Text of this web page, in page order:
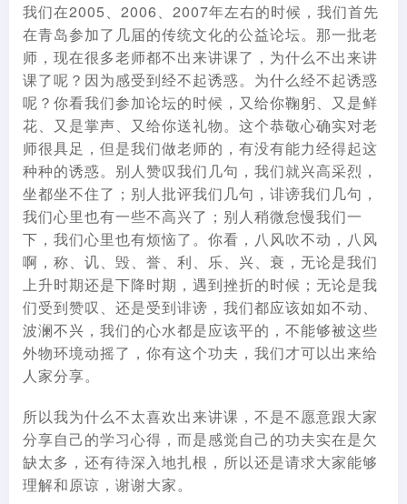
我们在2005、2006、2007年左右的时候，我们首先
在青岛参加了几届的传统文化的公益论坛。那一批老
师，现在很多老师都不出来讲课了，为什么不出来讲
课了呢？因为感受到经不起诱惑。为什么经不起诱惑
呢？你看我们参加论坛的时候，又给你鞠躬、又是鲜
花、又是掌声、又给你送礼物。这个恭敬心确实对老
师很具足，但是我们做老师的，有没有能力经得起这
种种的诱惑。别人赞叹我们几句，我们就兴高采烈，
坐都坐不住了；别人批评我们几句，诽谤我们几句，
我们心里也有一些不高兴了；别人稍微怠慢我们一
下，我们心里也有烦恼了。你看，八风吹不动，八风
啊，称、讥、毁、誉、利、乐、兴、衰，无论是我们
上升时期还是下降时期，遇到挫折的时候；无论是我
们受到赞叹、还是受到诽谤，我们都应该如如不动、
波澜不兴，我们的心水都是应该平的，不能够被这些
外物环境动摇了，你有这个功夫，我们才可以出来给
人家分享。
所以我为什么不太喜欢出来讲课，不是不愿意跟大家
分享自己的学习心得，而是感觉自己的功夫实在是欠
缺太多，还有待深入地扎根，所以还是请求大家能够
理解和原谅，谢谢大家。